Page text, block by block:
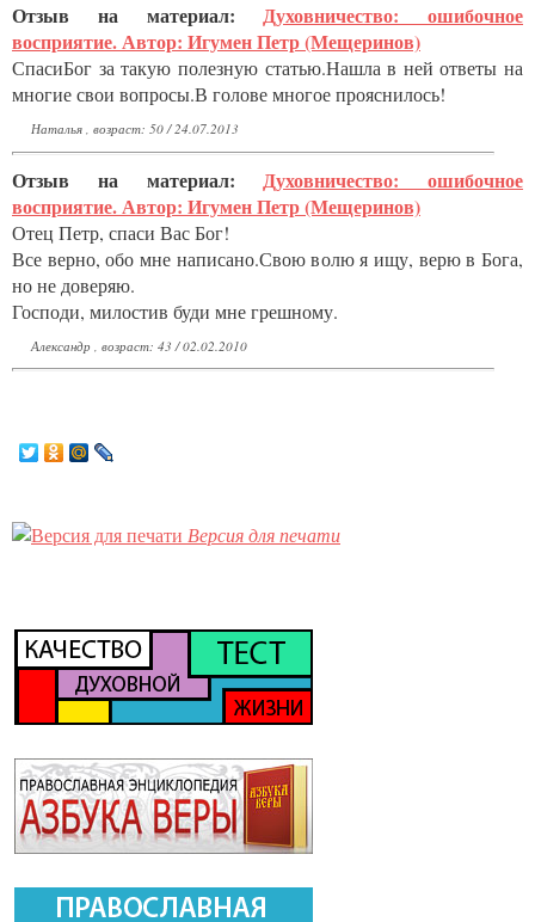
Отзыв на материал:Духовничество: ошибочное
восприятие. Автор: Игумен Петр (Мещеринов)
СпасиБог за такую полезную статью.Нашла в ней ответы на
многие свои вопросы.В голове многое прояснилось!
Наталья , возраст: 50 / 24.07.2013
Отзыв на материал: Духовничество: ошибочное
восприятие. Автор: Игумен Петр (Мещеринов)
Отец Петр, спаси Вас Бог!
Все верно, обо мне написано.Свою волю я ищу, верю в Бога,
но не доверяю.
Господи, милостив буди мне грешному.
Александр , возраст: 43 / 02.02.2010
Версия для печати